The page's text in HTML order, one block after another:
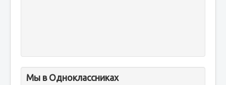
Мы в Одноклассниках